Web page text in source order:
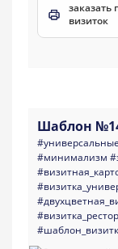
заказать
визиток
Шаблон
#универсальные
#минимализм